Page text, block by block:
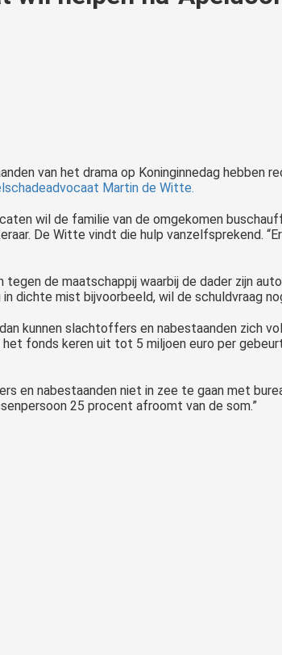
van het drama op Koninginnedag hebben
Martin de Witte.
wil de familie van de omgekomen
De Witte vindt die hulp vanzelfsprekend.
tegen de maatschappij waarbij de dader zijn
dichte mist bijvoorbeeld, wil de schuldvraag
kunnen slachtoffers en nabestaanden zich
fonds keren uit tot 5 miljoen euro per
en nabestaanden niet in zee te gaan met
25 procent afroomt van de som.”